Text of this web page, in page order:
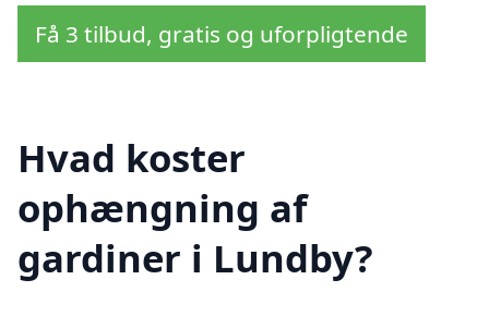
Få 3 tilbud, gratis og uforpligtende
Hvad koster
ophængning af
gardiner i Lundby?